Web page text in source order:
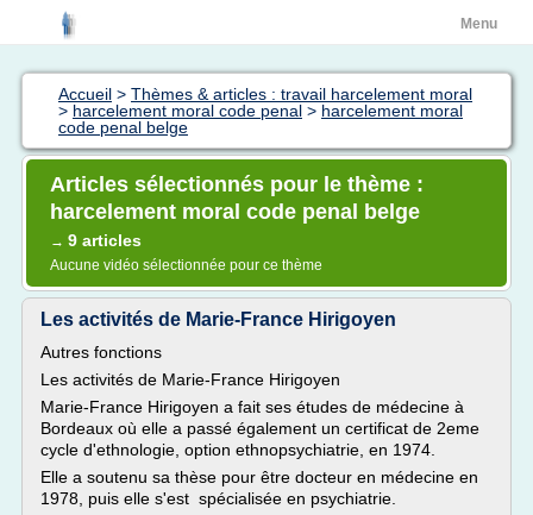
Menu
Accueil > Thèmes & articles : travail harcelement moral
> harcelement moral code penal > harcelement moral
code penal belge
Articles sélectionnés pour le thème :
harcelement moral code penal belge
→ 9 articles
Aucune vidéo sélectionnée pour ce thème
Les activités de Marie-France Hirigoyen
Autres fonctions
Les activités de Marie-France Hirigoyen
Marie-France Hirigoyen a fait ses études de médecine à
Bordeaux où elle a passé également un certificat de 2eme
cycle d'ethnologie, option ethnopsychiatrie, en 1974.
Elle a soutenu sa thèse pour être docteur en médecine en
1978, puis elle s'est spécialisée en psychiatrie.